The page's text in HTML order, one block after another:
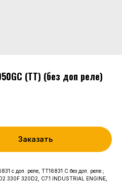
(TT) (без доп реле)
Заказать
с доп. реле, TT16831 C без доп. реле.;
330F 320D2, C7.1 INDUSTRIAL ENGINE,